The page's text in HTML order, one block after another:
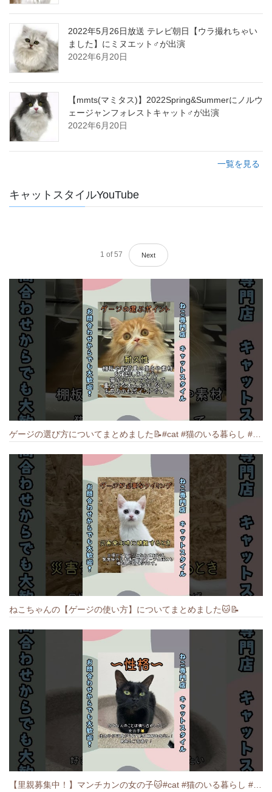
2022年5月26日放送 テレビ朝日【ウラ撮れちゃい
ました】にミヌエット♂が出演
2022年6月20日
【mmts(マミタス)】2022Spring&Summerにノルウ
ェージャンフォレストキャット♂が出演
2022年6月20日
一覧を見る
キャットスタイルYouTube
1 of 57 Next
ねこちゃんの【ゲージの使い方】についてまとめました️🐱📝